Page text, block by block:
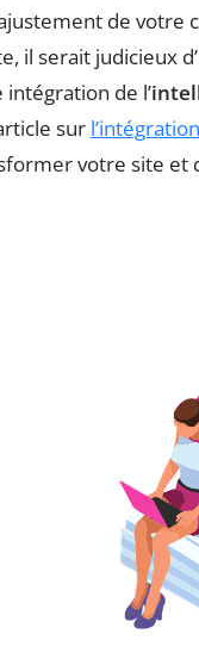
de votre
il serait judicieux
de l’
sur
votre site et